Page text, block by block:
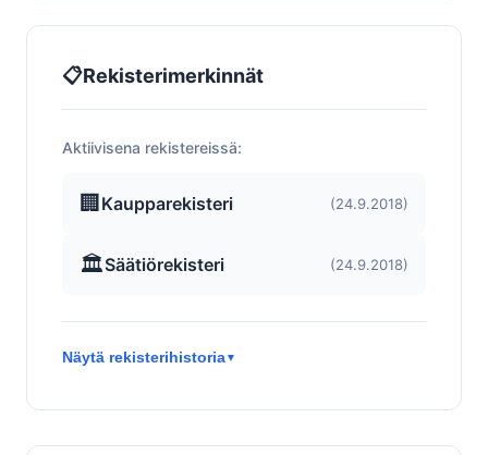
📋Rekisterimerkinnät
Aktiivisena rekistereissä:
🏢 Kaupparekisteri (24.9.2018)
🏛️Säätiörekisteri (24.9.2018)
Näytä rekisterihistoria▼